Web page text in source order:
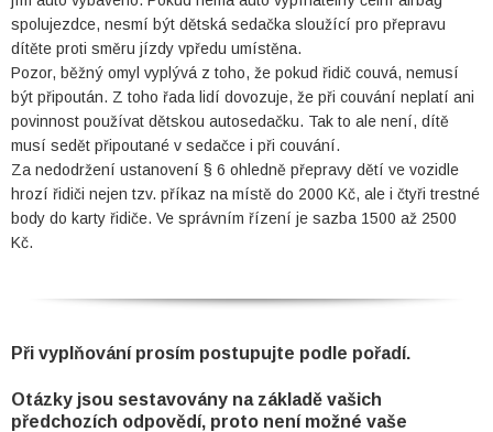
spolujezdce, nesmí být dětská sedačka sloužící pro přepravu
dítěte proti směru jízdy vpředu umístěna.
Pozor, běžný omyl vyplývá z toho, že pokud řidič couvá, nemusí
být připoután. Z toho řada lidí dovozuje, že při couvání neplatí ani
povinnost používat dětskou autosedačku. Tak to ale není, dítě
musí sedět připoutané v sedačce i při couvání.
Za nedodržení ustanovení § 6 ohledně přepravy dětí ve vozidle
hrozí řidiči nejen tzv. příkaz na místě do 2000 Kč, ale i čtyři trestné
body do karty řidiče. Ve správním řízení je sazba 1500 až 2500
Kč.
Při vyplňování prosím postupujte podle pořadí.
Otázky jsou sestavovány na základě vašich
předchozích odpovědí, proto není možné vaše